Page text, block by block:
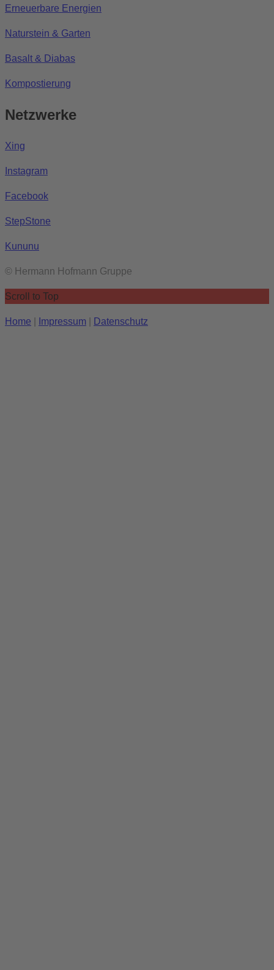
Erneuerbare Energien
Naturstein & Garten
Basalt & Diabas
Kompostierung
Netzwerke
Xing
Instagram
Facebook
StepStone
Kununu
© Hermann Hofmann Gruppe
Scroll to Top
Home Impressum Datenschutz